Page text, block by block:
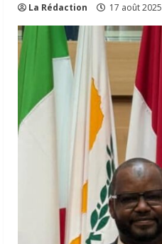
La Rédaction 17 août 2025